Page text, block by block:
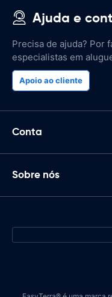
Ajuda e
Precisa de ajuda? Por
especialistas em
Apoio ao cliente
Conta
Sobre nós